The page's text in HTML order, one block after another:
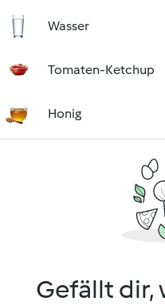
Wasser
Tomaten-Ketchup
Honig
Gefällt dir,